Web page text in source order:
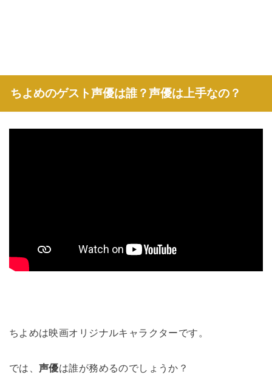
ちよめのゲスト声優は誰？声優は上手なの？
ちよめは映画オリジナルキャラクターです。
では、声優は誰が務めるのでしょうか？